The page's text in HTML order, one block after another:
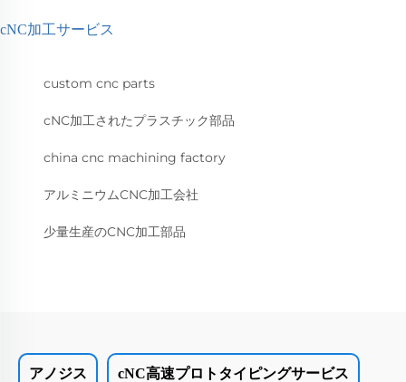
cNC加工サービス
custom cnc parts
cNC加工されたプラスチック部品
china cnc machining factory
アルミニウムCNC加工会社
少量生産のCNC加工部品
アノジス cNC高速プロトタイピングサービス